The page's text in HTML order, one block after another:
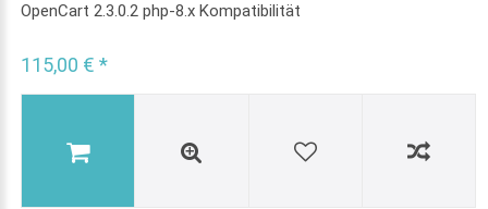
OpenCart 2.3.0.2 php-8.x Kompatibilität
115,00 € *